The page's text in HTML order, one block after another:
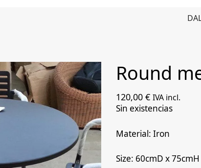
Round
120,00 € IVA incl.
Sin existencias
Material: Iron
Size: 60cmD x 75cmH